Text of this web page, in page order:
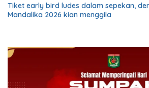
Tiket early bird ludes dalam sepekan,
Mandalika 2026 kian menggila